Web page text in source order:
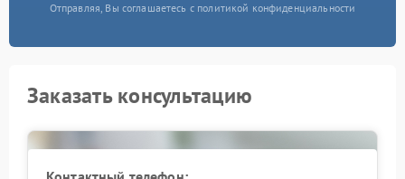
Отправляя, Вы соглашаетесь с политикой конфиденциальности
Заказать консультацию